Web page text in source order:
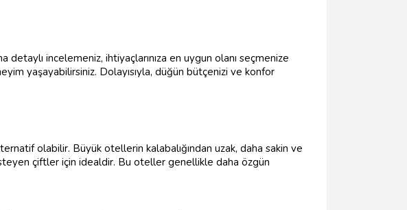
incelemeniz, ihtiyaçlarınıza en uygun olanı seçmenize
yaşayabilirsiniz. Dolayısıyla, düğün bütçenizi ve konfor
olabilir. Büyük otellerin kalabalığından uzak, daha sakin ve
çiftler için idealdir. Bu oteller genellikle daha özgün